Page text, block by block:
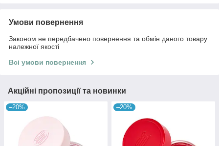
Умови повернення
Законом не передбачено повернення та обмін даного товару
належної якості
Всі умови повернення
Акційні пропозиції та новинки
–20% –20%